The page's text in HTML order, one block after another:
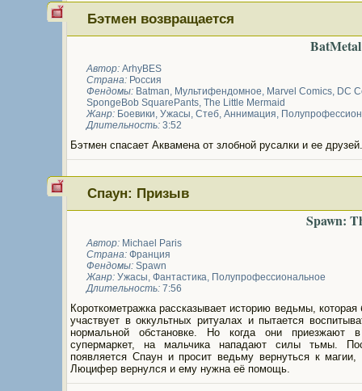
Бэтмен возвращается
Автор: ArhyBES
Страна: Россия
Фендомы: Batman, Мультифендомное, Marvel Comics, DC
SpongeBob SquarePants, The Little Mermaid
Жанр: Боевики, Ужасы, Стеб, Аннимация,
Длительность: 3:52
Бэтмен спасает Аквамена от злобной русалки и ее друзей.
Спаун: Призыв
Spawn:
Автор: Michael Paris
Страна: Франция
Фендомы: Spawn
Жанр: Ужасы, Фантастика, Полупрофессиональное
Длительность: 7:56
Короткометражка рассказывает историю ведьмы,
участвует в оккультных ритуалах и пытается
нормальной обстановке. Но когда они приезжают
супермаркет, на мальчика нападают силы тьмы.
появляется Спаун и просит ведьму вернуться к магии,
Люцифер вернулся и ему нужна её помощь.